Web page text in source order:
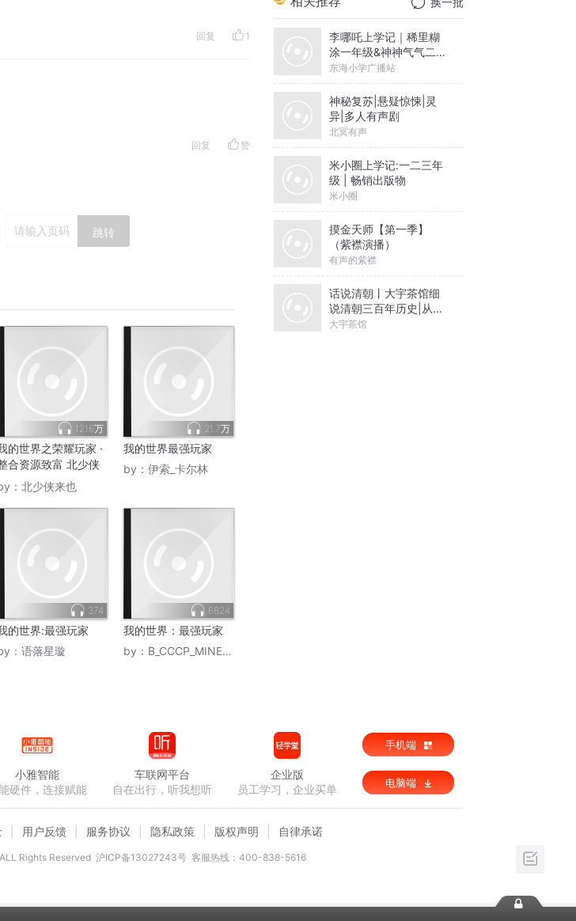
回复 1
回复 赞
跳转
1216万
的世界之荣耀玩家 ·
合资源致富 北少侠
： 北少侠来也
21.7万
我的世界最强玩家
by： 伊索_卡尔林
374
的世界:最强玩家
： 语落星璇
6824
我的世界：最强玩家
by： B_CCCP_MINECRAFT
李哪吒上学记｜稀里糊
涂一年级&神神气气二年
级
东海小学广播站
神秘复苏|悬疑惊悚|灵
异|多人有声剧
北冥有声
米小圈上学记:一二三年
级 | 畅销出版物
米小圈
摸金天师【第一季】
（紫襟演播）
有声的紫襟
话说清朝丨大宇茶馆细
说清朝三百年历史|从努
尔哈赤到末代皇帝溥仪|
大宇茶馆
小雅智能
硬件，连接赋能
车联网平台
自在出行，听我想听
企业版
员工学习，企业买单
手机端
电脑端
用户反馈 服务协议 隐私政策 版权声明 自律承诺
Rights Reserved 沪ICP备13027243号 客服热线：400-838-5616